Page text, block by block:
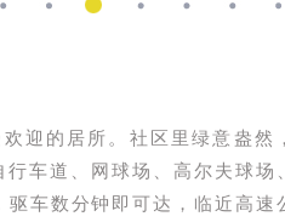
迎的居所。社区里绿意盎然
车道、网球场、高尔夫球场
车数分钟即可达，临近高速